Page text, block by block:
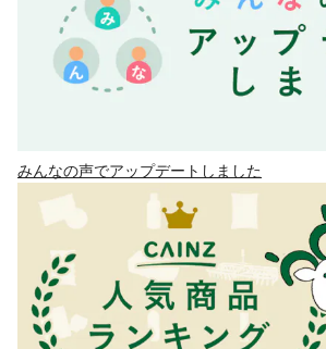
みんなの声でアップデートしました